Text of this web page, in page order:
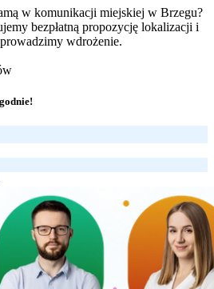
w komunikacji miejskiej w Brzegu?
bezpłatną propozycję lokalizacji i
wdrożenie.